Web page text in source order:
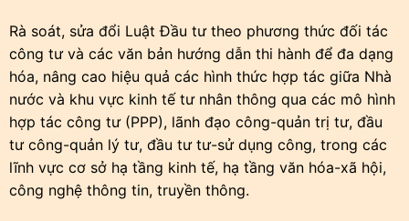
Rà soát, sửa đổi Luật Đầu tư theo phương thức đối tác
công tư và các văn bản hướng dẫn thi hành để đa dạng
hóa, nâng cao hiệu quả các hình thức hợp tác giữa Nhà
nước và khu vực kinh tế tư nhân thông qua các mô hình
hợp tác công tư (PPP), lãnh đạo công-quản trị tư, đầu
tư công-quản lý tư, đầu tư tư-sử dụng công, trong các
lĩnh vực cơ sở hạ tầng kinh tế, hạ tầng văn hóa-xã hội,
công nghệ thông tin, truyền thông.